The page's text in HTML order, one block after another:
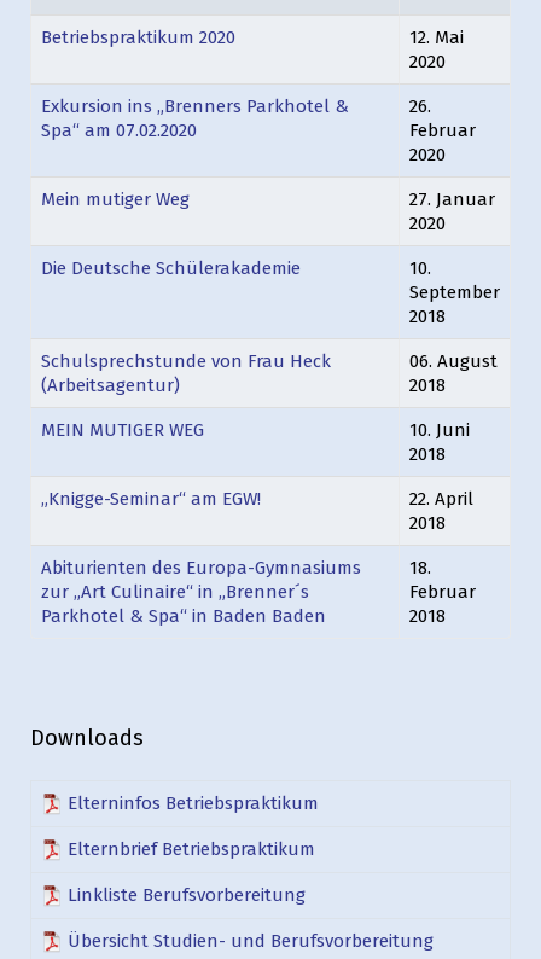
Betriebspraktikum 2020
12. Mai
2020
Exkursion ins „Brenners Parkhotel &
Spa“ am 07.02.2020
26.
Februar
2020
Mein mutiger Weg
27. Januar
2020
Die Deutsche Schülerakademie
10.
September
2018
Schulsprechstunde von Frau Heck
(Arbeitsagentur)
06. August
2018
MEIN MUTIGER WEG
10. Juni
2018
„Knigge-Seminar“ am EGW!
22. April
2018
Abiturienten des Europa-Gymnasiums
zur „Art Culinaire“ in „Brenner´s
Parkhotel & Spa“ in Baden Baden
18.
Februar
2018
Downloads
Elterninfos Betriebspraktikum
Elternbrief Betriebspraktikum
Linkliste Berufsvorbereitung
Übersicht Studien- und Berufsvorbereitung